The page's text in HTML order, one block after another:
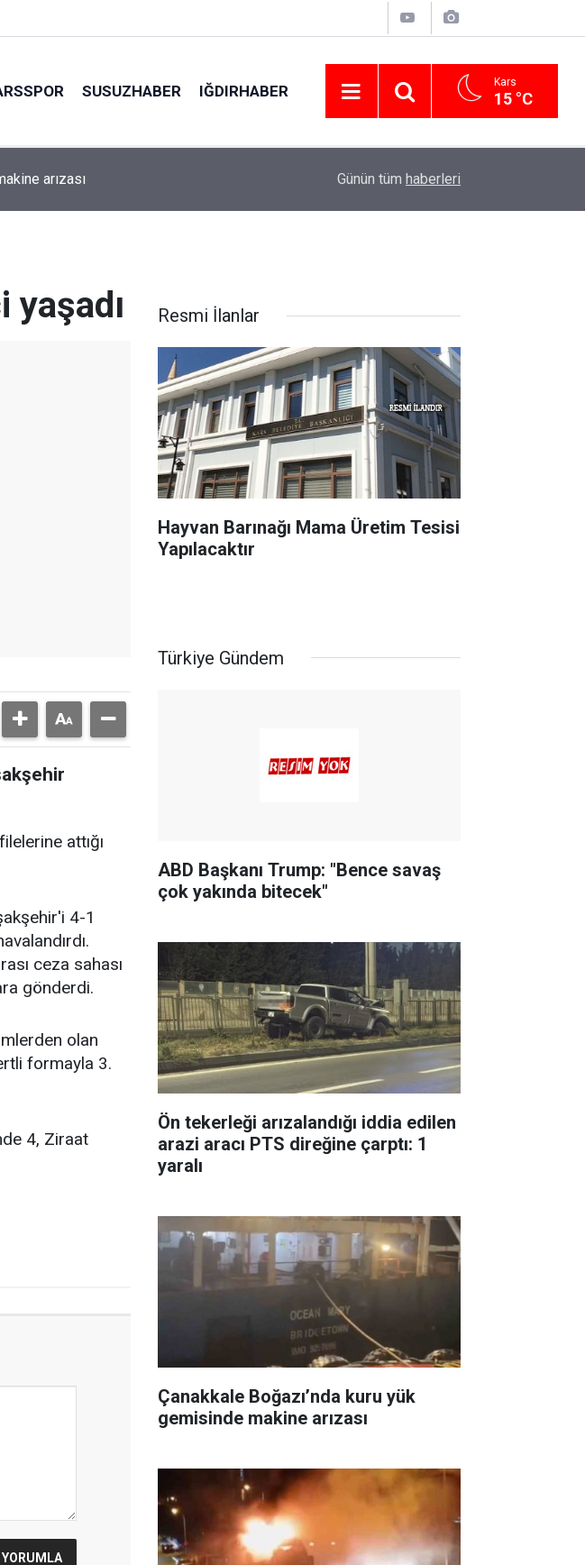
SUSUZHABER IĞDIRHABER Kars
15 °C
paniğe neden oldu Otomobilin çarptığı yaya hayatını kaybetti: O
Günün tüm haberleri
attığı
4-1
ceza sahası
gönderdi.
olan
formayla 3.
4, Ziraat
Resmi İlanlar
Hayvan Barınağı Mama Üretim Tesisi
Yapılacaktır
Türkiye Gündem
ABD Başkanı Trump: "Bence savaş
çok yakında bitecek"
Ön tekerleği arızalandığı iddia edilen
arazi aracı PTS direğine çarptı: 1
yaralı
Çanakkale Boğazı’nda kuru yük
gemisinde makine arızası